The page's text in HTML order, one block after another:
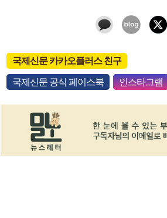
국제신문 카카오플러스 친구
국제신문 공식 페이스북 인스타그램